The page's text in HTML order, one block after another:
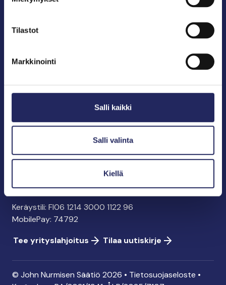
Tilastot
Markkinointi
Salli kaikki
Salli valinta
Kiellä
Pelastamme Itämeren ja sen perinnön tuleville
John Nurmisen Säätiö on Itämeren suojelija, meren
info@jnfoundation.fi
Kaikki yhteystiedot
Tee lahjoitus
Keräystili: FI06 1214 3000 1122 96
MobilePay: 74792
Tee yrityslahjoitus
Tilaa uutiskirje
© John Nurmisen Säätiö 2026 • Tietosuojaseloste •